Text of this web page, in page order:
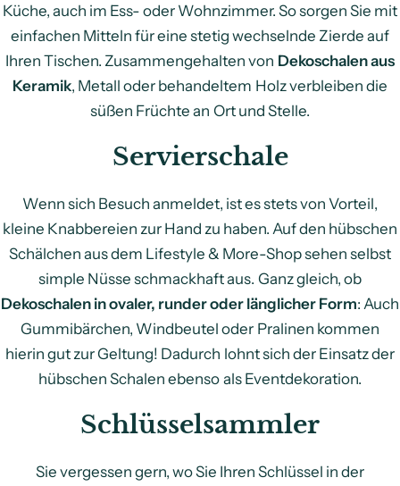
Küche, auch im Ess- oder Wohnzimmer. So sorgen Sie mit
einfachen Mitteln für eine stetig wechselnde Zierde auf
Ihren Tischen. Zusammengehalten von Dekoschalen aus
Keramik, Metall oder behandeltem Holz verbleiben die
süßen Früchte an Ort und Stelle.
Servierschale
Wenn sich Besuch anmeldet, ist es stets von Vorteil,
kleine Knabbereien zur Hand zu haben. Auf den hübschen
Schälchen aus dem Lifestyle & More-Shop sehen selbst
simple Nüsse schmackhaft aus. Ganz gleich, ob
Dekoschalen in ovaler, runder oder länglicher Form: Auch
Gummibärchen, Windbeutel oder Pralinen kommen
hierin gut zur Geltung! Dadurch lohnt sich der Einsatz der
hübschen Schalen ebenso als Eventdekoration.
Schlüsselsammler
Sie vergessen gern, wo Sie Ihren Schlüssel in der